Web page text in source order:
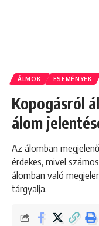
ÁLMOK ESEMÉNYEK
Kopogásról
álom
Az álomban
érdekes, mivel
álomban való
tárgyalja.